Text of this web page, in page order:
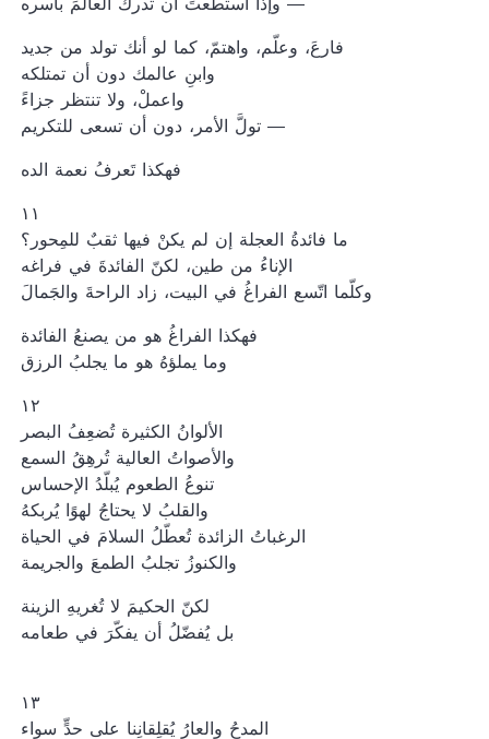
وإذا استطعتَ أن تدرك العالمَ بأسره —
فارعَ، وعلّم، واهتمّ، كما لو أنك تولد من جديد
وابنِ عالمك دون أن تمتلكه
واعملْ، ولا تنتظر جزاءً
تولَّ الأمر، دون أن تسعى للتكريم —
فهكذا تَعرفُ نعمة الده
١١
ما فائدةُ العجلة إن لم يكنْ فيها ثقبٌ للمِحور؟
الإناءُ من طين، لكنّ الفائدةَ في فراغه
وكلّما اتّسع الفراغُ في البيت، زاد الراحةَ والجَمالَ
فهكذا الفراغُ هو من يصنعُ الفائدة
وما يملؤهُ هو ما يجلبُ الرزق
١٢
الألوانُ الكثيرة تُضعِفُ البصر
والأصواتُ العالية تُرهِقُ السمع
تنوعُ الطعوم يُبلّدُ الإحساس
والقلبُ لا يحتاجُ لهوًا يُربكهُ
الرغباتُ الزائدة تُعطّلُ السلامَ في الحياة
والكنوزُ تجلبُ الطمعَ والجريمة
لكنّ الحكيمَ لا تُغريهِ الزينة
بل يُفضّلُ أن يفكّرَ في طعامه
١٣
المدحُ والعارُ يُقلِقانِنا على حدٍّ سواء